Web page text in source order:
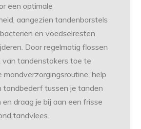
een optimale
aangezien tandenborstels
en voedselresten
Door regelmatig flossen
van tandenstokers toe te
mondverzorgingsroutine, help
tandbederf tussen je tanden
draag je bij aan een frisse
tandvlees.